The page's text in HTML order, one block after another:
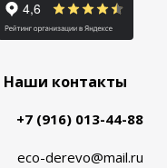
Наши контакты
+7 (916) 013-44-88
eco-derevo@mail.ru